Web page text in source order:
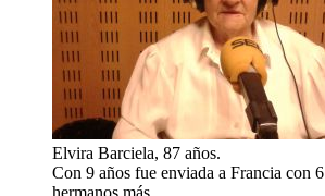
Elvira Barciela, 87 años.
Con 9 años fue enviada a Francia con 6
hermanos más.